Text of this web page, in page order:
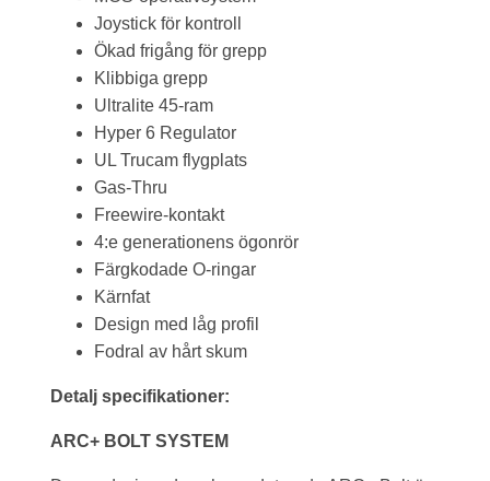
Joystick för kontroll
Ökad frigång för grepp
Klibbiga grepp
Ultralite 45-ram
Hyper 6 Regulator
UL Trucam flygplats
Gas-Thru
Freewire-kontakt
4:e generationens ögonrör
Färgkodade O-ringar
Kärnfat
Design med låg profil
Fodral av hårt skum
Detalj specifikationer:
ARC+ BOLT SYSTEM